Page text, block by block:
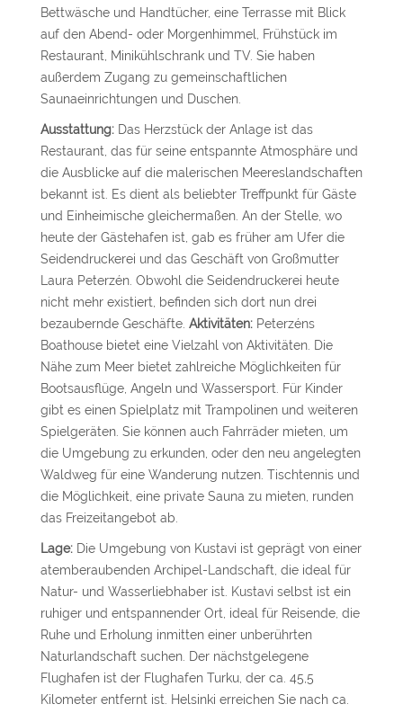
Bettwäsche und Handtücher, eine Terrasse mit Blick
auf den Abend- oder Morgenhimmel, Frühstück im
Restaurant, Minikühlschrank und TV. Sie haben
außerdem Zugang zu gemeinschaftlichen
Saunaeinrichtungen und Duschen.
Ausstattung: Das Herzstück der Anlage ist das
Restaurant, das für seine entspannte Atmosphäre und
die Ausblicke auf die malerischen Meereslandschaften
bekannt ist. Es dient als beliebter Treffpunkt für Gäste
und Einheimische gleichermaßen. An der Stelle, wo
heute der Gästehafen ist, gab es früher am Ufer die
Seidendruckerei und das Geschäft von Großmutter
Laura Peterzén. Obwohl die Seidendruckerei heute
nicht mehr existiert, befinden sich dort nun drei
bezaubernde Geschäfte. Aktivitäten: Peterzéns
Boathouse bietet eine Vielzahl von Aktivitäten. Die
Nähe zum Meer bietet zahlreiche Möglichkeiten für
Bootsausflüge, Angeln und Wassersport. Für Kinder
gibt es einen Spielplatz mit Trampolinen und weiteren
Spielgeräten. Sie können auch Fahrräder mieten, um
die Umgebung zu erkunden, oder den neu angelegten
Waldweg für eine Wanderung nutzen. Tischtennis und
die Möglichkeit, eine private Sauna zu mieten, runden
das Freizeitangebot ab.
Lage: Die Umgebung von Kustavi ist geprägt von einer
atemberaubenden Archipel-Landschaft, die ideal für
Natur- und Wasserliebhaber ist. Kustavi selbst ist ein
ruhiger und entspannender Ort, ideal für Reisende, die
Ruhe und Erholung inmitten einer unberührten
Naturlandschaft suchen. Der nächstgelegene
Flughafen ist der Flughafen Turku, der ca. 45,5
Kilometer entfernt ist. Helsinki erreichen Sie nach ca.